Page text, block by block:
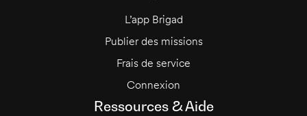
L’app Brigad
Publier des missions
Frais de service
Connexion
Ressources & Aide